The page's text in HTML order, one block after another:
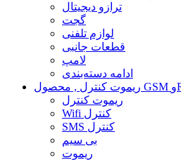
ترازو دیجیتال
گجت
لوازم تلفنی
قطعات جانبی
لامپ
ادامه دسته‌بندی
ریموت کنترل
Wifi کنترل
SMS کنترل
بی سیم
ریموت